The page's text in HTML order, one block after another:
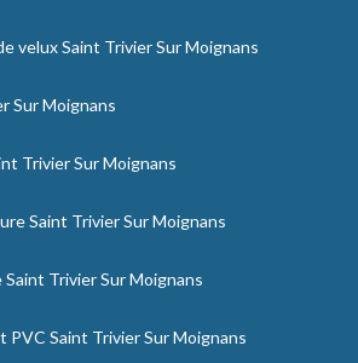
velux Saint Trivier Sur Moignans
Sur Moignans
Trivier Sur Moignans
Saint Trivier Sur Moignans
Trivier Sur Moignans
PVC Saint Trivier Sur Moignans